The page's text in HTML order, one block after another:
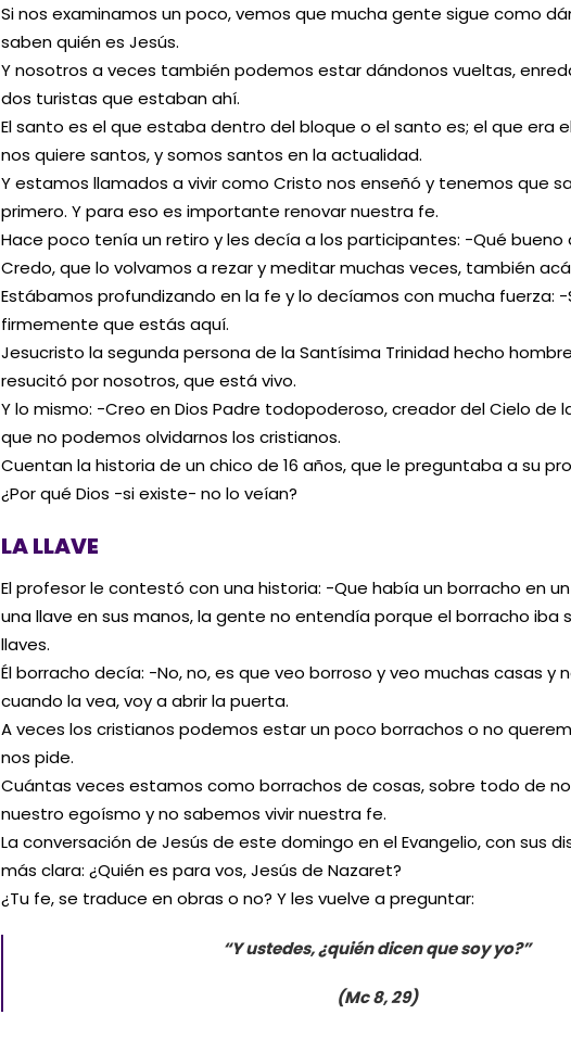
Si nos examinamos un poco, vemos que mucha gente sigue como
saben quién es Jesús.
Y nosotros a veces también podemos estar dándonos vueltas,
dos turistas que estaban ahí.
El santo es el que estaba dentro del bloque o el santo es; el que era
nos quiere santos, y somos santos en la actualidad.
Y estamos llamados a vivir como Cristo nos enseñó y tenemos que
primero. Y para eso es importante renovar nuestra fe.
Hace poco tenía un retiro y les decía a los participantes: -Qué bueno
Credo, que lo volvamos a rezar y meditar muchas veces, también
Estábamos profundizando en la fe y lo decíamos con mucha fuerza: -
firmemente que estás aquí.
Jesucristo la segunda persona de la Santísima Trinidad hecho
resucitó por nosotros, que está vivo.
Y lo mismo: -Creo en Dios Padre todopoderoso, creador del Cielo de
que no podemos olvidarnos los cristianos.
Cuentan la historia de un chico de 16 años, que le preguntaba a su
¿Por qué Dios -si existe- no lo veían?
LA LLAVE
El profesor le contestó con una historia: -Que había un borracho en
una llave en sus manos, la gente no entendía porque el borracho iba
llaves.
Él borracho decía: -No, no, es que veo borroso y veo muchas casas y
cuando la vea, voy a abrir la puerta.
A veces los cristianos podemos estar un poco borrachos o no
nos pide.
Cuántas veces estamos como borrachos de cosas, sobre todo de
nuestro egoísmo y no sabemos vivir nuestra fe.
La conversación de Jesús de este domingo en el Evangelio, con sus
más clara: ¿Quién es para vos, Jesús de Nazaret?
¿Tu fe, se traduce en obras o no? Y les vuelve a preguntar:
“Y ustedes, ¿quién dicen que soy yo?”
(Mc 8, 29)